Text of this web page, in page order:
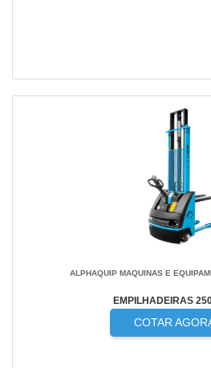
ALPHAQUIP MAQUINAS E
EMPILHADEIRAS
COTAR